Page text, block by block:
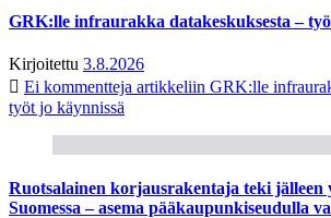
GRK:lle infraurakka datakeskuksesta –
Kirjoitettu 3.8.2026
Ei kommentteja artikkeliin GRK:lle
työt jo käynnissä
Ruotsalainen korjausrakentaja teki jälleen
Suomessa – asema pääkaupunkiseudulla